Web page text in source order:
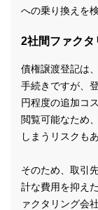
への乗り換えを
2社間ファクタ
債権譲渡登記は
手続きですが、
円程度の追加コ
閲覧可能なため
しまうリスクも
そのため、取引
計な費用を抑え
ァクタリング会